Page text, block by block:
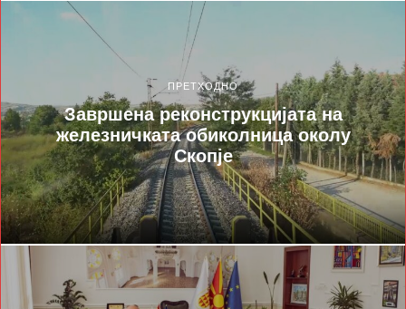
ПРЕТХОДНО
Завршена реконструкцијата на
железничката обиколница околу
Скопје